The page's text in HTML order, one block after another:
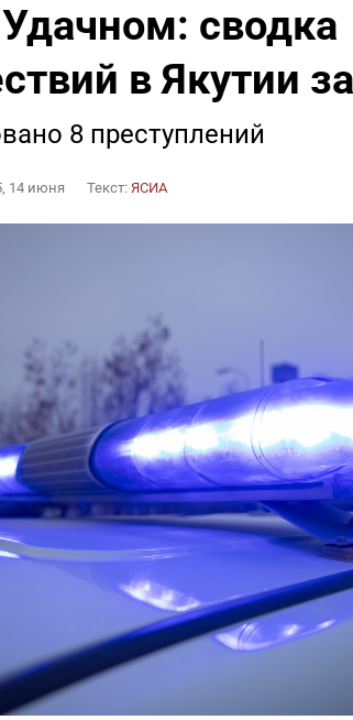
сводка
в Якутии
8 преступлений
14 июня Текст: ЯСИА